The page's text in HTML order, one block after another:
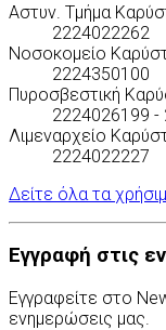
Αστυν. Τμήμα
2224022262
Νοσοκομείο
2224350100
Πυροσβεστική
2224026199 -
Λιμεναρχείο
2224022227
Δείτε όλα τα
Εγγραφή στις
Εγγραφείτε στο
ενημερώσεις μας.